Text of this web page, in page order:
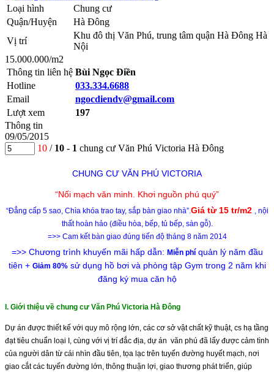
Loại hình
Chung cư
Quận/Huyện
Hà Đông
Vị trí
Khu đô thị Văn Phú, trung tâm quận Hà Đông Hà
Nội
15.000.000/m2
Thông tin liên hệ Bùi Ngọc Điền
Hotline
033.334.6688
Email
ngocdiendv@gmail.com
Lượt xem
197
Thông tin
09/05/2015
10 / 10 - 1 chung cư Văn Phú Victoria Hà Đông
CHUNG CƯ VĂN PHÚ VICTORIA
“Nối mạch văn minh. Khơi nguồn phú quý”
“Đẳng cấp 5 sao, Chìa khóa trao tay, sắp bàn giao nhà”.​Giá từ 15 tr/m2 , nội
thất hoàn hảo (điều hòa, bếp, tủ bếp, sàn gỗ).
=>> Cam kết bàn giao đúng tiến độ tháng 8 năm 2014
=>> Chương trình khuyến mãi hấp dẫn: Miễn phíquản lý năm đầu
tiên + Giảm 80%sử dụng hồ bơi và phòng tập Gym trong 2 năm khi
đăng ký mua căn hộ
I. Giới thiệu về chung cư Văn Phú Victoria Hà Đông
Dự án được thiết kế với quy mô rộng lớn, các cơ sở vật chất kỹ thuật, cs hạ tầng
đạt tiêu chuẩn loại I, cùng với vị trí đắc địa, dự án văn phú đã lấy được cảm tình
của người dân từ cái nhìn đầu tiên, tọa lạc trên tuyến đường huyết mạch, nơi
giao cắt các tuyến đường lớn, thông thuận lợi, giao thương phát triển, giúp